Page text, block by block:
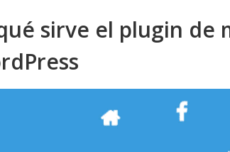
sirve el plugin de